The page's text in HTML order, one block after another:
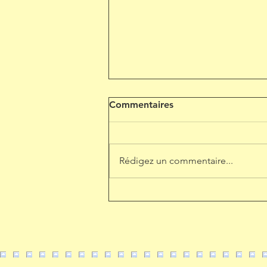
Commentaires
Rédigez un commentaire...